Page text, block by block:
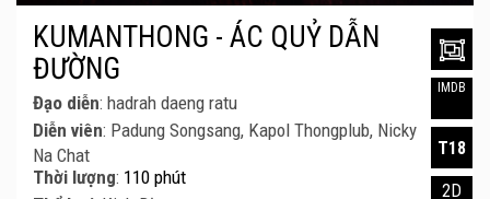
KUMANTHONG - ÁC QUỶ DẪN
ĐƯỜNG
Đạo diễn: hadrah daeng ratu
Diễn viên: Padung Songsang, Kapol Thongplub, Nicky
Na Chat
Thời lượng: 110 phút
IMDB
T18
2D